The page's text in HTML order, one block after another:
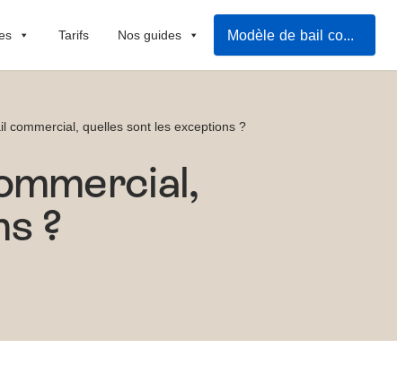
Tarifs Nos guides Modèle de bail commercial
commercial, quelles sont les exceptions ?
?